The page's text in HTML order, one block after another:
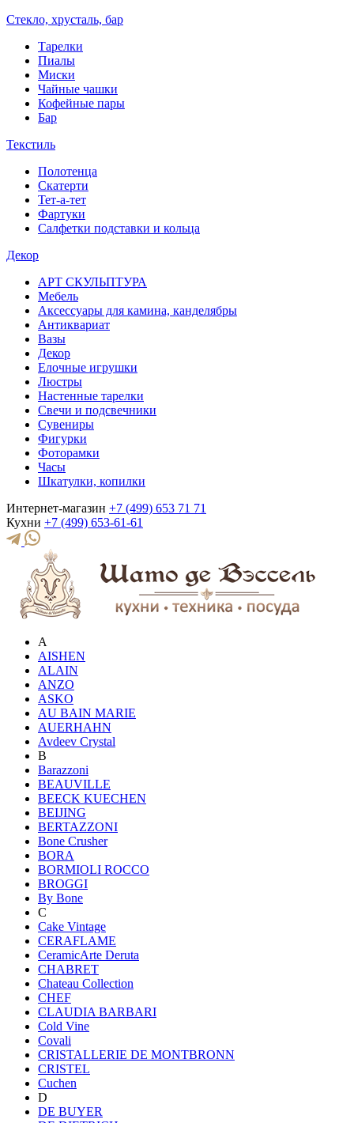
Стекло, хрусталь, бар
Тарелки
Пиалы
Миски
Чайные чашки
Кофейные пары
Бар
Текстиль
Полотенца
Скатерти
Тет-а-тет
Фартуки
Салфетки подставки и кольца
Декор
АРТ СКУЛЬПТУРА
Мебель
Аксессуары для камина, канделябры
Антиквариат
Вазы
Декор
Елочные игрушки
Люстры
Настенные тарелки
Свечи и подсвечники
Сувениры
Фигурки
Фоторамки
Часы
Шкатулки, копилки
Интернет-магазин +7 (499) 653 71 71
Кухни +7 (499) 653-61-61
A
AISHEN
ALAIN
ANZO
ASKO
AU BAIN MARIE
AUERHAHN
Avdeev Crystal
B
Barazzoni
BEAUVILLE
BEECK KUECHEN
BEIJING
BERTAZZONI
Bone Crusher
BORA
BORMIOLI ROCCO
BROGGI
By Bone
C
Cake Vintage
CERAFLAME
CeramicArte Deruta
CHABRET
Chateau Collection
CHEF
CLAUDIA BARBARI
Cold Vine
Covali
CRISTALLERIE DE MONTBRONN
CRISTEL
Cuchen
D
DE BUYER